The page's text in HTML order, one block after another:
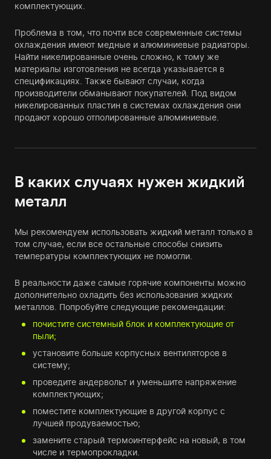
комплектующих.
Проблема в том, что почти все современные системы
охлаждения имеют медные и алюминиевые радиаторы.
Найти никелированные очень сложно, к тому же
материалы изготовления не всегда указывается в
спецификациях. Также бывают случаи, когда
производители обманывают покупателей. Под видом
никелированных пластин в системах охлаждения они
продают хорошо отполированные алюминиевые.
В каких случаях нужен жидкий
металл
Мы рекомендуем использовать жидкий металл только в
том случае, если все остальные способы снизить
температуры комплектующих не помогли.
В реальности даже самые горячие компоненты можно
дополнительно охладить без использования жидких
металлов. Попробуйте следующие рекомендации:
почистите системный блок и комплектующие от
пыли;
установите больше корпусных вентиляторов в
систему;
проведите андервольт и уменьшите напряжение
комплектующих;
поместите комплектующие в другой корпус с
лучшей продуваемостью;
замените старый термоинтерфейс на новый, в том
числе и термопрокладки.